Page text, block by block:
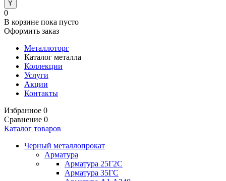
0
В корзине пока пусто
Оформить заказ
Металлоторг
Каталог металла
Коллекции
Услуги
Акции
Контакты
Избранное 0
Сравнение 0
Каталог товаров
Черный металлопрокат
Арматура
Арматура 25Г2С
Арматура 35ГС